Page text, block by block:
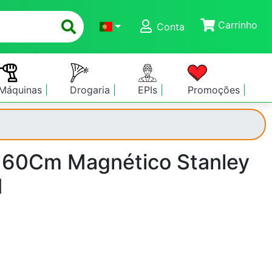
Conta
Carrinho
Drogaria EPIs Promoções
Magnético Stanley